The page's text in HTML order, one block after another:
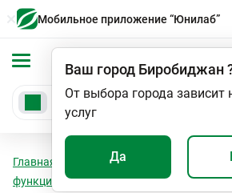
Мобильное приложение “Юнилаб”
Ваш город Биробиджан
От выбора города зависит
услуг
Да
Главная Анализы
функционального состояния